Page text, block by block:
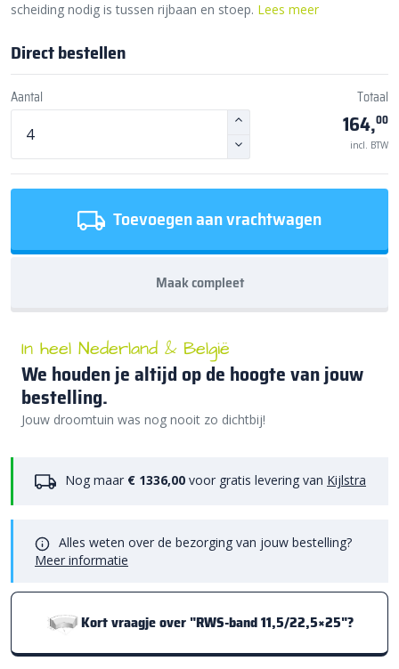
scheiding nodig is tussen rijbaan en stoep. Lees meer
Direct bestellen
Aantal Totaal
164,00
incl. BTW
Toevoegen aan vrachtwagen
Maak compleet
In heel Nederland & België
We houden je altijd op de hoogte van jouw
bestelling.
Jouw droomtuin was nog nooit zo dichtbij!
Nog maar € 1336,00 voor gratis levering van Kijlstra
Alles weten over de bezorging van jouw bestelling?
Meer informatie
Kort vraagje over "RWS-band 11,5/22,5×25"?